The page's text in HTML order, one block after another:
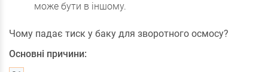
може бути в іншому.
Чому падає тиск у баку для зворотного осмосу?
Основні причини: